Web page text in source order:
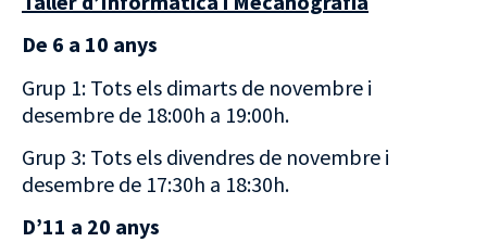
De 6 a 10 anys
Grup 1: Tots els dimarts de novembre i
desembre de 18:00h a 19:00h.
Grup 3: Tots els divendres de novembre i
desembre de 17:30h a 18:30h.
D’11 a 20 anys